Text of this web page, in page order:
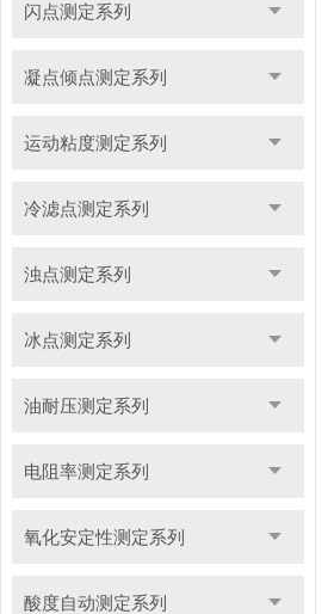
闪点测定系列
凝点倾点测定系列
运动粘度测定系列
冷滤点测定系列
浊点测定系列
冰点测定系列
油耐压测定系列
电阻率测定系列
氧化安定性测定系列
酸度自动测定系列